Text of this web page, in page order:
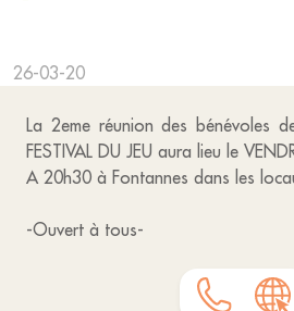
26-03-20
La 2eme réunion des bénévoles
FESTIVAL DU JEU aura lieu le
A 20h30 à Fontannes dans les
-Ouvert à tous-